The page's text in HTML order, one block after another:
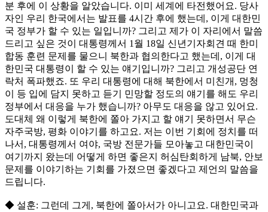
분 후에 이 상황을 알았습니다. 이미 세계에 타전했어요. 당사
자인 우리 한국에서는 발표를 4시간 후에 했는데, 이게 대한민
국 정부가 할 수 있는 일입니까? 그리고 제가 이 자리에서 말씀
드리고 싶은 것이 대통령께서 1월 18일 신년기자회견 때 한미
합동 훈련 문제를 물으니 북한과 협의한다고 했는데, 이게 대
한민국 대통령이 할 수 있는 얘기입니까? 그리고 개성공단 연
락처 폭파했죠. 또 우리 대통령에 대해 북한에서 미친개, 멍청
이 등 입에 담지 못하고 듣기 민망할 정도의 얘기를 해도 우리
정부에서 대응을 누가 했습니까? 아무도 대응을 않고 있어요.
도대체 왜 이렇게 북한에 쫄아 가지고 할 얘기 못하면서 무슨
자주국방, 평화 이야기를 하고요. 저는 이번 기회에 정치를 떠
나서, 대통령께서 여야, 국방 전문가들 모아놓고 대한민국이
여기까지 왔는데 어떻게 하면 좋은지 허심탄회하게 남북, 안보
문제를 이야기하는 기회를 가졌으면 좋겠다고 제언의 말씀을
드립니다.
◆ 설훈: 그런데 그게, 북한에 쫄아서가 아니고요. 대한민국과